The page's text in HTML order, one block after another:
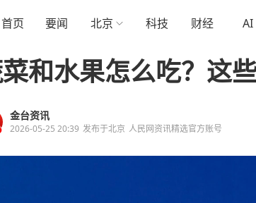
首页 要闻 北京 科技 财经 AI
和水果怎么吃？这
金台资讯
2026-05-25 20:39 发布于北京 人民网资讯精选官方账号